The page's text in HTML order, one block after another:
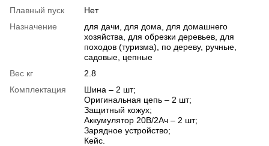
Плавный пуск
Нет
Назначение
для дачи, для дома, для домашнего
хозяйства, для обрезки деревьев, для
походов (туризма), по дереву, ручные,
садовые, цепные
Вес кг
2.8
Комплектация
Шина – 2 шт;
Оригинальная цепь – 2 шт;
Защитный кожух;
Аккумулятор 20В/2Ач – 2 шт;
Зарядное устройство;
Кейс.